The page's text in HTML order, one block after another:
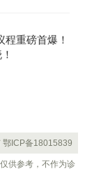
重磅首爆！
鄂ICP备18015839
供参考，不作为诊